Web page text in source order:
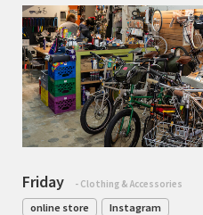
Friday - Clothing & Accessories
online store Instagram